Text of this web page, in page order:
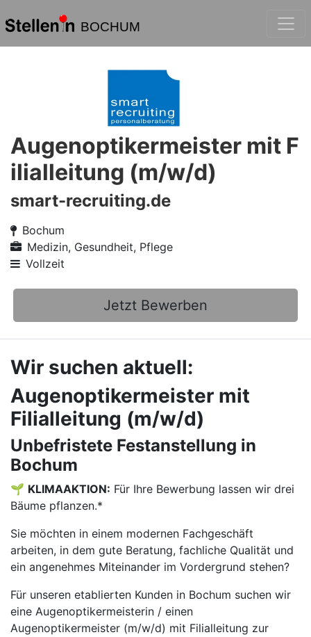
BOCHUM
Augenoptikermeister mit F
ilialleitung (m/w/d)
smart-recruiting.de
Bochum
Medizin, Gesundheit, Pflege
Vollzeit
Jetzt Bewerben
Wir suchen aktuell:
Augenoptikermeister mit
Filialleitung (m/w/d)
Unbefristete Festanstellung in
Bochum
🌱 KLIMAAKTION: Für Ihre Bewerbung lassen wir drei
Bäume pflanzen.*
Sie möchten in einem modernen Fachgeschäft
arbeiten, in dem gute Beratung, fachliche Qualität und
ein angenehmes Miteinander im Vordergrund stehen?
Für unseren etablierten Kunden in Bochum suchen wir
eine Augenoptikermeisterin / einen
Augenoptikermeister (m/w/d) mit Filialleitung zur